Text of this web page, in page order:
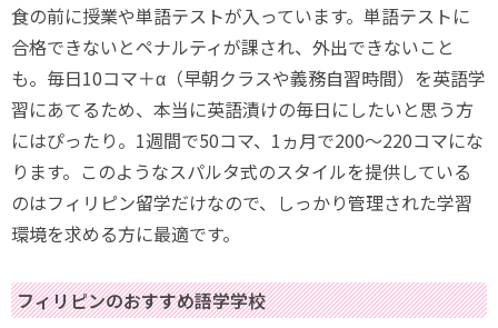
食の前に授業や単語テストが入っています。単語テストに
合格できないとペナルティが課され、外出できないこと
も。毎日10コマ＋α（早朝クラスや義務自習時間）を英語学
習にあてるため、本当に英語漬けの毎日にしたいと思う方
にはぴったり。1週間で50コマ、1ヵ月で200～220コマにな
ります。このようなスパルタ式のスタイルを提供している
のはフィリピン留学だけなので、しっかり管理された学習
環境を求める方に最適です。
フィリピンのおすすめ語学学校